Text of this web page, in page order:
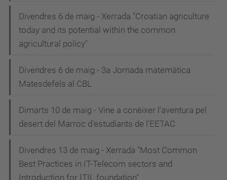
Divendres 6 de maig - Xerrada "Croatian agriculture
today and its potential within the common
agricultural policy"
Divendres 6 de maig - 3a Jornada matemàtica
Matesdefels al CBL
Dimarts 10 de maig - Vine a conèixer l'aventura pel
desert del Marroc d'estudiants de l'EETAC
Divendres 13 de maig - Xerrada "Most Common
Best Practices in IT-Telecom sectors and
Introduction for ITIL foundation"